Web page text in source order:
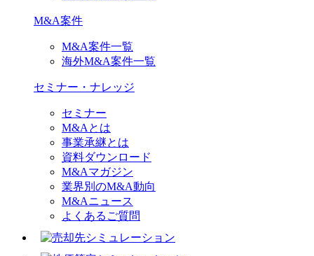
M&A案件
M&A案件一覧
海外M&A案件一覧
セミナー・ナレッジ
セミナー
M&Aとは
事業承継とは
資料ダウンロード
M&Aマガジン
業界別のM&A動向
M&Aニュース
よくあるご質問